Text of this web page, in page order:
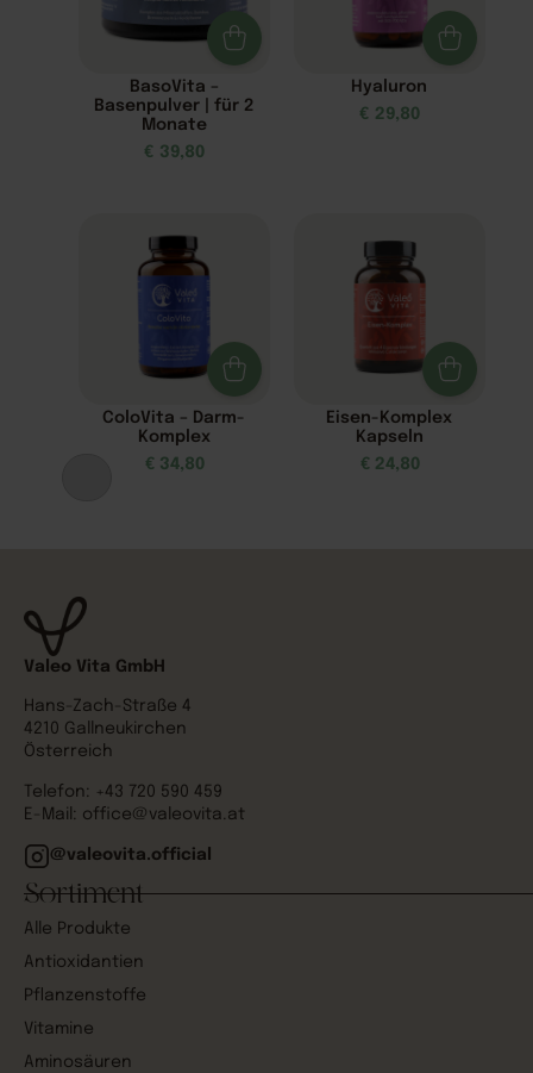
BasoVita –
Basenpulver | für 2
Monate
€ 39,80
Hyaluron
€ 29,80
ColoVita – Darm-
Komplex
€ 34,80
Eisen-Komplex
Kapseln
€ 24,80
Valeo Vita GmbH
Hans-Zach-Straße 4
4210 Gallneukirchen
Österreich
Telefon: +43 720 590 459
E-Mail: office@valeovita.at
@valeovita.official
Sortiment
Alle Produkte
Antioxidantien
Pflanzenstoffe
Vitamine
Aminosäuren